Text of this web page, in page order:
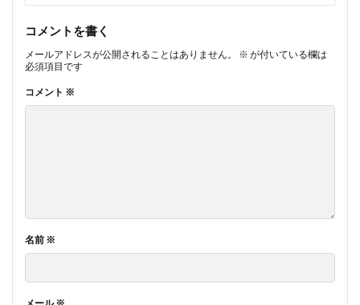
コメントを書く
メールアドレスが公開されることはありません。 ※ が付いている欄は
必須項目です
コメント ※
名前 ※